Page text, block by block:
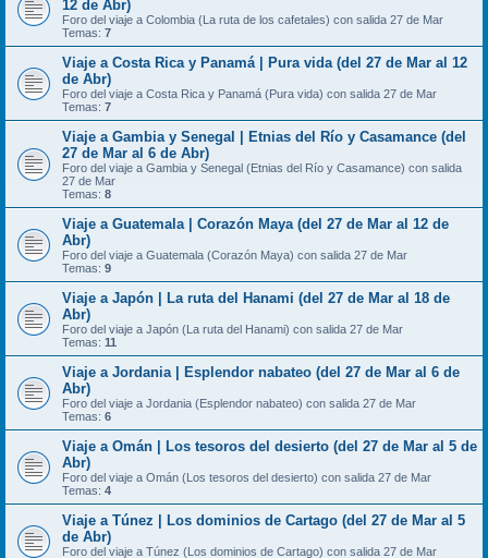
12 de Abr)
Foro del viaje a Colombia (La ruta de los cafetales) con salida 27 de Mar
Temas: 7
Viaje a Costa Rica y Panamá | Pura vida (del 27 de Mar al 12
de Abr)
Foro del viaje a Costa Rica y Panamá (Pura vida) con salida 27 de Mar
Temas: 7
Viaje a Gambia y Senegal | Etnias del Río y Casamance (del
27 de Mar al 6 de Abr)
Foro del viaje a Gambia y Senegal (Etnias del Río y Casamance) con salida
27 de Mar
Temas: 8
Viaje a Guatemala | Corazón Maya (del 27 de Mar al 12 de
Abr)
Foro del viaje a Guatemala (Corazón Maya) con salida 27 de Mar
Temas: 9
Viaje a Japón | La ruta del Hanami (del 27 de Mar al 18 de
Abr)
Foro del viaje a Japón (La ruta del Hanami) con salida 27 de Mar
Temas: 11
Viaje a Jordania | Esplendor nabateo (del 27 de Mar al 6 de
Abr)
Foro del viaje a Jordania (Esplendor nabateo) con salida 27 de Mar
Temas: 6
Viaje a Omán | Los tesoros del desierto (del 27 de Mar al 5 de
Abr)
Foro del viaje a Omán (Los tesoros del desierto) con salida 27 de Mar
Temas: 4
Viaje a Túnez | Los dominios de Cartago (del 27 de Mar al 5
de Abr)
Foro del viaje a Túnez (Los dominios de Cartago) con salida 27 de Mar